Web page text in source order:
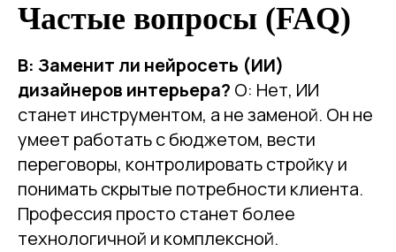
Частые вопросы (FAQ)
В: Заменит ли нейросеть (ИИ)
дизайнеров интерьера? О: Нет, ИИ
станет инструментом, а не заменой. Он не
умеет работать с бюджетом, вести
переговоры, контролировать стройку и
понимать скрытые потребности клиента.
Профессия просто станет более
технологичной и комплексной.